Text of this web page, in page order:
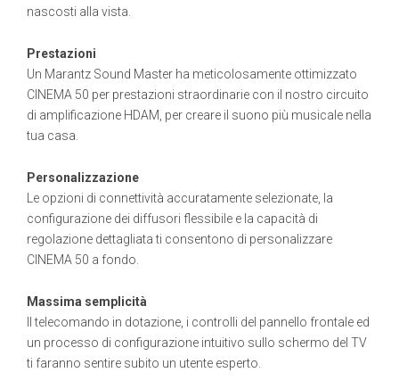
nascosti alla vista.
Prestazioni
Un Marantz Sound Master ha meticolosamente ottimizzato
CINEMA 50 per prestazioni straordinarie con il nostro circuito
di amplificazione HDAM, per creare il suono più musicale nella
tua casa.
Personalizzazione
Le opzioni di connettività accuratamente selezionate, la
configurazione dei diffusori flessibile e la capacità di
regolazione dettagliata ti consentono di personalizzare
CINEMA 50 a fondo.
Massima semplicità
Il telecomando in dotazione, i controlli del pannello frontale ed
un processo di configurazione intuitivo sullo schermo del TV
ti faranno sentire subito un utente esperto.